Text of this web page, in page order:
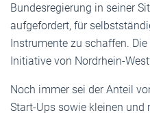
Bundesregierung in seiner
aufgefordert, für
Instrumente zu schaffen.
Initiative von Nordrhein-
Noch immer sei der Anteil
Start-Ups sowie kleinen und